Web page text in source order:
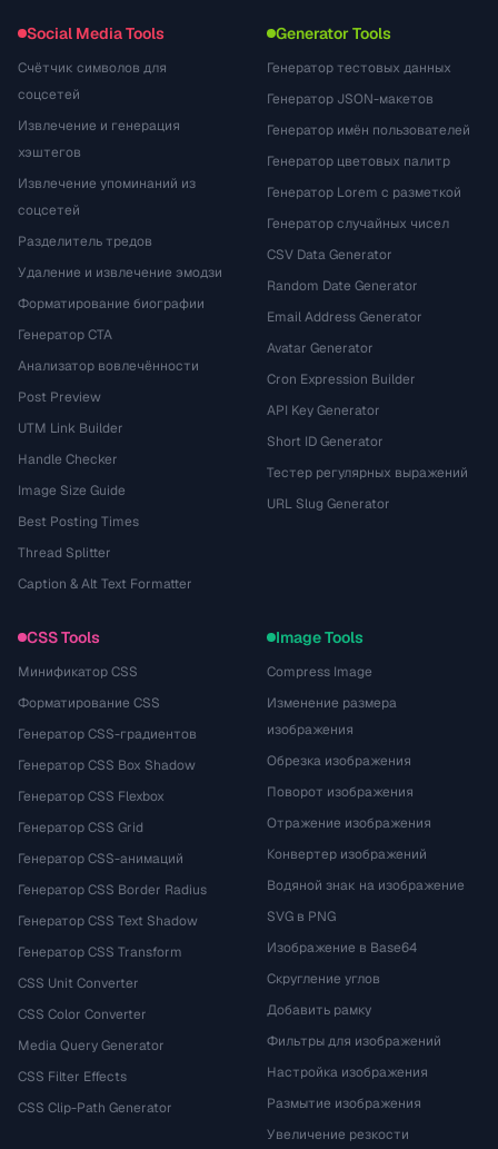
Social Media Tools
Счётчик символов для
соцсетей
Извлечение и генерация
хэштегов
Извлечение упоминаний из
соцсетей
Разделитель тредов
Удаление и извлечение эмодзи
Форматирование биографии
Генератор CTA
Анализатор вовлечённости
Post Preview
UTM Link Builder
Handle Checker
Image Size Guide
Best Posting Times
Thread Splitter
Caption & Alt Text Formatter
Generator Tools
Генератор тестовых данных
Генератор JSON-макетов
Генератор имён пользователей
Генератор цветовых палитр
Генератор Lorem с разметкой
Генератор случайных чисел
CSV Data Generator
Random Date Generator
Email Address Generator
Avatar Generator
Cron Expression Builder
API Key Generator
Short ID Generator
Тестер регулярных выражений
URL Slug Generator
CSS Tools
Минификатор CSS
Форматирование CSS
Генератор CSS-градиентов
Генератор CSS Box Shadow
Генератор CSS Flexbox
Генератор CSS Grid
Генератор CSS-анимаций
Генератор CSS Border Radius
Генератор CSS Text Shadow
Генератор CSS Transform
CSS Unit Converter
CSS Color Converter
Media Query Generator
CSS Filter Effects
CSS Clip-Path Generator
Image Tools
Compress Image
Изменение размера
изображения
Обрезка изображения
Поворот изображения
Отражение изображения
Конвертер изображений
Водяной знак на изображение
SVG в PNG
Изображение в Base64
Скругление углов
Добавить рамку
Фильтры для изображений
Настройка изображения
Размытие изображения
Увеличение резкости